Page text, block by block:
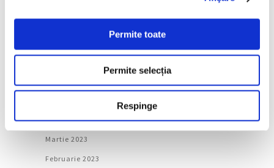
Permite toate
Permite selecția
Respinge
Septembrie 2023
Aprilie 2023
Martie 2023
Februarie 2023